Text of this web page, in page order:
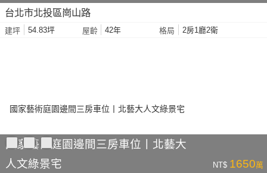
台北市北投區崗山路
建坪 54.83坪 屋齡 42年 格局 2房1廳2衛
國家藝術庭園邊間三房車位丨北藝大
人文綠景宅
NT$ 1650萬